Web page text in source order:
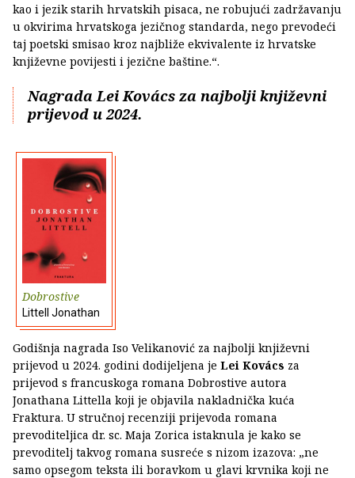
kao i jezik starih hrvatskih pisaca, ne robujući zadržavanju
u okvirima hrvatskoga jezičnog standarda, nego prevodeći
taj poetski smisao kroz najbliže ekvivalente iz hrvatske
književne povijesti i jezične baštine.“.
Nagrada Lei Kovács za najbolji književni
prijevod u 2024.
Dobrostive
Littell Jonathan
Godišnja nagrada Iso Velikanović za najbolji književni
prijevod u 2024. godini dodijeljena je Lei Kovács za
prijevod s francuskoga romana Dobrostive autora
Jonathana Littella koji je objavila nakladnička kuća
Fraktura. U stručnoj recenziji prijevoda romana
prevoditeljica dr. sc. Maja Zorica istaknula je kako se
prevoditelj takvog romana susreće s nizom izazova: „ne
samo opsegom teksta ili boravkom u glavi krvnika koji ne